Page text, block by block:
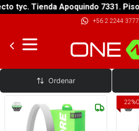
tyc. Tienda Apoquindo 7331. Piso
+56 2 2244 3777
Kit Tubulares
Ordenar
22%